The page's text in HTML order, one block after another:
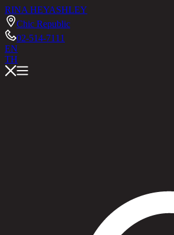
RINA HEYASHLEY
Chic Republic
02-514-7111
EN
TH